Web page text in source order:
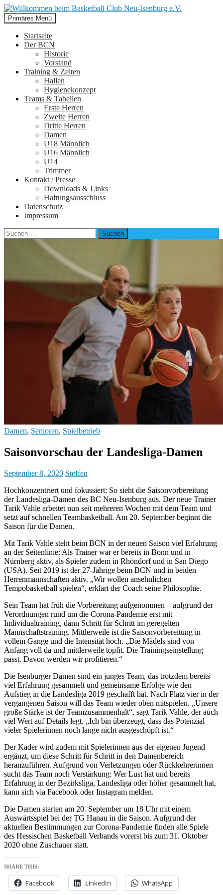
Willkommen beim Basketball
Club Neu-Isenburg e.V.
Suchen
Primäres Menü
Inhalt
Startseite
Der BCN
Historie
Vorstand
Training & Zeiten
Hallen
Hygienekonzept
Teams & Tabellen
Erste Herren
Zweite Herren
Dritte Herren
Damen
U18 Männlich
U16 Männlich
U14
Trimmer
Kontakt / Presse
Downloads & Links
Haftungsausschluss
Datenschutz
Impressum
Suchen
nach:
Damen, Senioren, Spielbetrieb
Saisonvorschau der Landesliga-Damen
September 8, 2020 Steffen
Hochkonzentriert und fokussiert: So sieht die Saisonvorbereitung
der Landesliga-Damen des BC Neu-Isenburg aus. Der neue Trainer
Tarik Vahle arbeitet nun seit mehreren Wochen mit dem Team und
setzt auf schnellen Teambasketball. Am 20. September beginnt die
Saison für die Damen.
Mit Tarik Vahle steht beim BCN in der neuen Saison viel Erfahrung
an der Seitenlinie: Als Trainer war er bereits in Bonn und in
Nürnberg aktiv, als Spieler zudem in Rhöndorf und in San Diego
(USA). Seit 2019 ist der 27-Jährige beim BCN und in beiden
Herrenmannschaften aktiv. „Wir wollen ansehnlichen
Tempobasketball spielen“, erklärt der Coach seine Philosophie.
Sein Team hat früh die Vorbereitung aufgenommen – aufgrund der
Verordnungen rund um die Corona-Pandemie erst mit
Individualtraining, dann Schritt für Schritt im geregelten
Mannschaftstraining. Mittlerweile ist die Saisonvorbereitung in
vollem Gange und die Intensität hoch. „Die Mädels sind von
Anfang voll da und mittlerweile topfit. Die Trainingseinstellung
passt. Davon werden wir profitieren.“
Die Isenburger Damen sind ein junges Team, das trotzdem bereits
viel Erfahrung gesammelt und gemeinsame Erfolge wie den
Aufstieg in die Landesliga 2019 geschafft hat. Nach Platz vier in der
vergangenen Saison will das Team wieder oben mitspielen. „Unsere
große Stärke ist der Teamzusammenhalt“, sagt Tarik Vahle, der auch
viel Wert auf Details legt. „Ich bin überzeugt, dass das Potenzial
vieler Spielerinnen noch lange nicht ausgeschöpft ist.“
Der Kader wird zudem mit Spielerinnen aus der eigenen Jugend
ergänzt, um diese Schritt für Schritt in den Damenbereich
heranzuführen. Aufgrund von Verletzungen oder Rückkehrerinnen
sucht das Team noch Verstärkung: Wer Lust hat und bereits
Erfahrung in der Bezirksliga, Landesliga oder höher gesammelt hat,
kann sich via Facebook oder Instagram melden.
Die Damen starten am 20. September um 18 Uhr mit einem
Auswärtsspiel bei der TG Hanau in die Saison. Aufgrund der
aktuellen Bestimmungen zur Corona-Pandemie finden alle Spiele
des Hessischen Basketball Verbands vorerst bis zum 31. Oktober
2020 ohne Zuschauer statt.
SHARE THIS:
Facebook LinkedIn WhatsApp